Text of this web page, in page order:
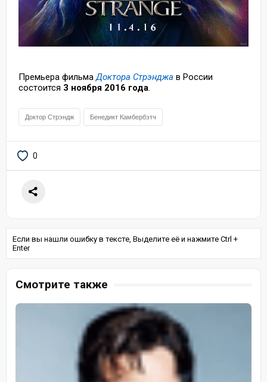
Премьера фильмаДоктора Стрэнджа в России
состоится 3 ноября 2016 года.
Доктор Стрэндж Бенедикт Камбербэтч
0
Если вы нашли ошибку в тексте, Выделите её и нажмите Ctrl +
Enter
Смотрите также